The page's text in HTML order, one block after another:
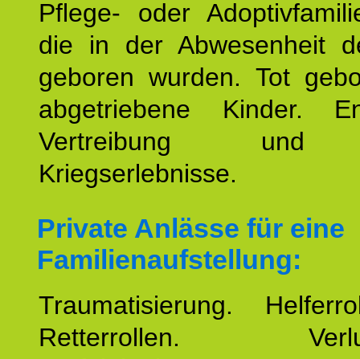
Pflege- oder
die in der Abwesenheit
geboren wurden. Tot
abgetriebene Kinder.
Vertreibung und
Kriegserlebnisse.
Private Anlässe für eine
Familienaufstellung:
Traumatisierung.
Retterrollen.